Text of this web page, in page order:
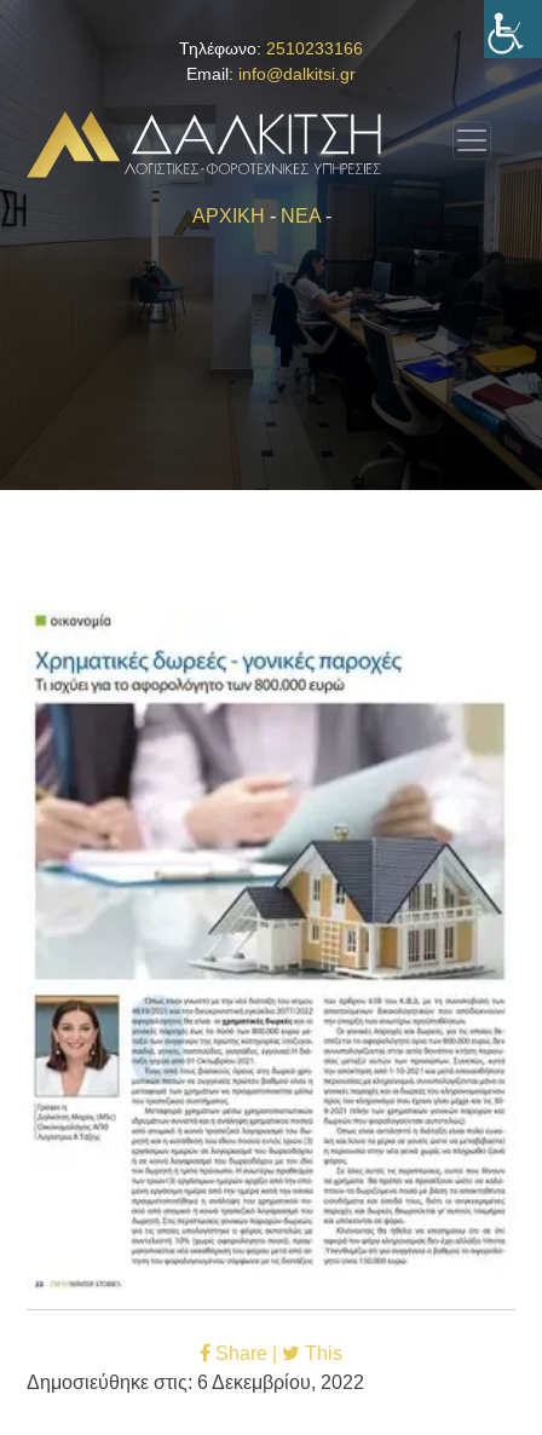
Τηλέφωνο: 2510233166
Email: info@dalkitsi.gr
ΑΡΧΙΚΗ - ΝΕΑ -
Share |
This
Δημοσιεύθηκε στις: 6 Δεκεμβρίου, 2022